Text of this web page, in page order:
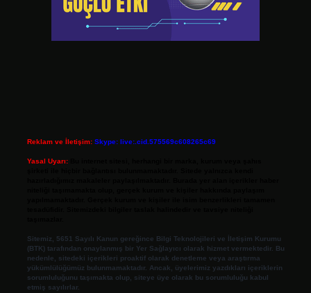
Reklam ve İletişim: Skype: live:.cid.575569c608265c69
Yasal Uyarı:
Sitemiz, 5651 Sayılı Kanun gereğince Bilgi Teknolojileri ve İletişim Kurumu
(BTK) tarafından onaylanmış bir Yer Sağlayıcı olarak hizmet vermektedir. Bu
nedenle, sitedeki içerikleri proaktif olarak denetleme veya araştırma
yükümlülüğümüz bulunmamaktadır. Ancak, üyelerimiz yazdıkları içeriklerin
sorumluluğunu taşımakta olup, siteye üye olarak bu sorumluluğu kabul
etmiş sayılırlar.